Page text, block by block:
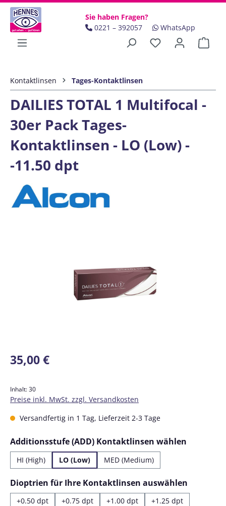
Zum Hauptinhalt springen
Sie haben Fragen?
0221 – 392057
WhatsApp
Kontaktlinsen Tages-Kontaktlinsen
DAILIES TOTAL 1 Multifocal -
30er Pack Tages-
Kontaktlinsen - LO (Low) -
-11.50 dpt
Regulärer Preis:
35,00 €
Inhalt:30
Preise inkl. MwSt. zzgl. Versandkosten
Versandfertig in 1 Tag, Lieferzeit 2-3 Tage
Additionsstufe (ADD) Kontaktlinsen wählen
HI (High) LO (Low) MED (Medium)
Dioptrien für Ihre Kontaktlinsen auswählen
+0.50 dpt +0.75 dpt +1.00 dpt
+1.25 dpt